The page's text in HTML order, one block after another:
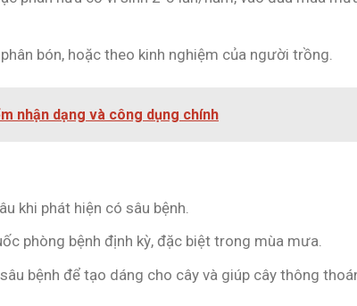
bón, hoặc theo kinh nghiệm của người trồng.
nhận dạng và công dụng chính
khi phát hiện có sâu bệnh.
phòng bệnh định kỳ, đặc biệt trong mùa mưa.
bệnh để tạo dáng cho cây và giúp cây thông